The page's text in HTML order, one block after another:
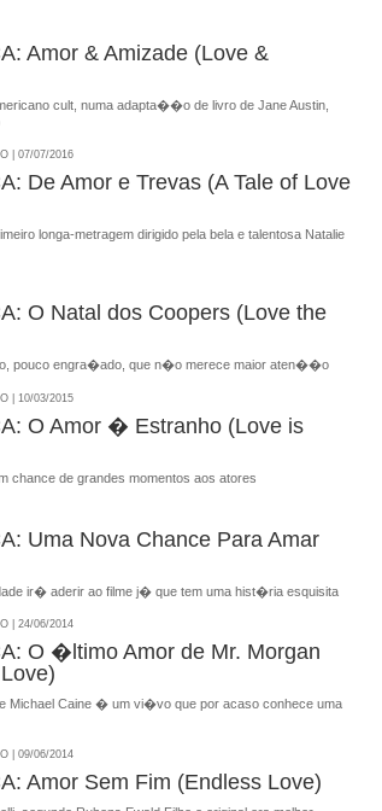
Amor & Amizade (Love &
cult, numa adapta��o de livro de Jane Austin,
| 07/07/2016
De Amor e Trevas (A Tale of Love
longa-metragem dirigido pela bela e talentosa Natalie
O Natal dos Coopers (Love the
pouco engra�ado, que n�o merece maior aten��o
| 10/03/2015
O Amor � Estranho (Love is
chance de grandes momentos aos atores
Uma Nova Chance Para Amar
ir� aderir ao filme j� que tem uma hist�ria esquisita
| 24/06/2014
O �ltimo Amor de Mr. Morgan
Michael Caine � um vi�vo que por acaso conhece uma
| 09/06/2014
Amor Sem Fim (Endless Love)